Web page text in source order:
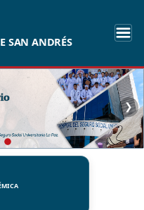
SAN ANDRÉS
❯